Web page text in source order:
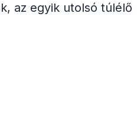
az egyik utolsó túlélő